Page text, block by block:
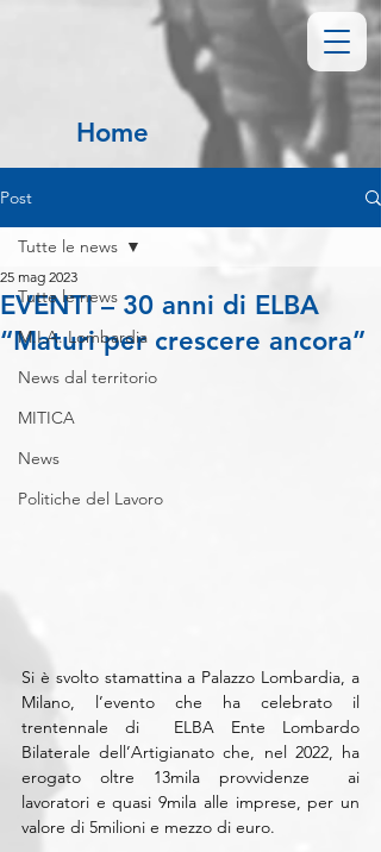
Home
Post
Tutte le news
M.I.A. Lombardia
News dal territorio
MITICA
News
Politiche del Lavoro
Tutte le news
EVENTI – 30 anni di ELBA
“Maturi per crescere ancora”
25 mag 2023
Si è svolto stamattina a Palazzo Lombardia, a
Milano, l’evento che ha celebrato il
trentennale di  ELBA Ente Lombardo
Bilaterale dell’Artigianato che, nel 2022, ha
erogato oltre 13mila provvidenze  ai
lavoratori e quasi 9mila alle imprese, per un
valore di 5milioni e mezzo di euro.